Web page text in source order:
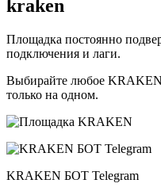
kraken
Площадка постоянно
подключения и лаги.
Выбирайте любое KRAKEN
только на одном.
KRAKEN БОТ Telegram